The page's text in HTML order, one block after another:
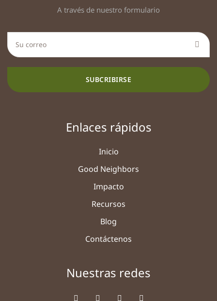
A través de nuestro formulario
SUBCRIBIRSE
Enlaces rápidos
Inicio
Good Neighbors
Impacto
Recursos
Blog
Contáctenos
Nuestras redes